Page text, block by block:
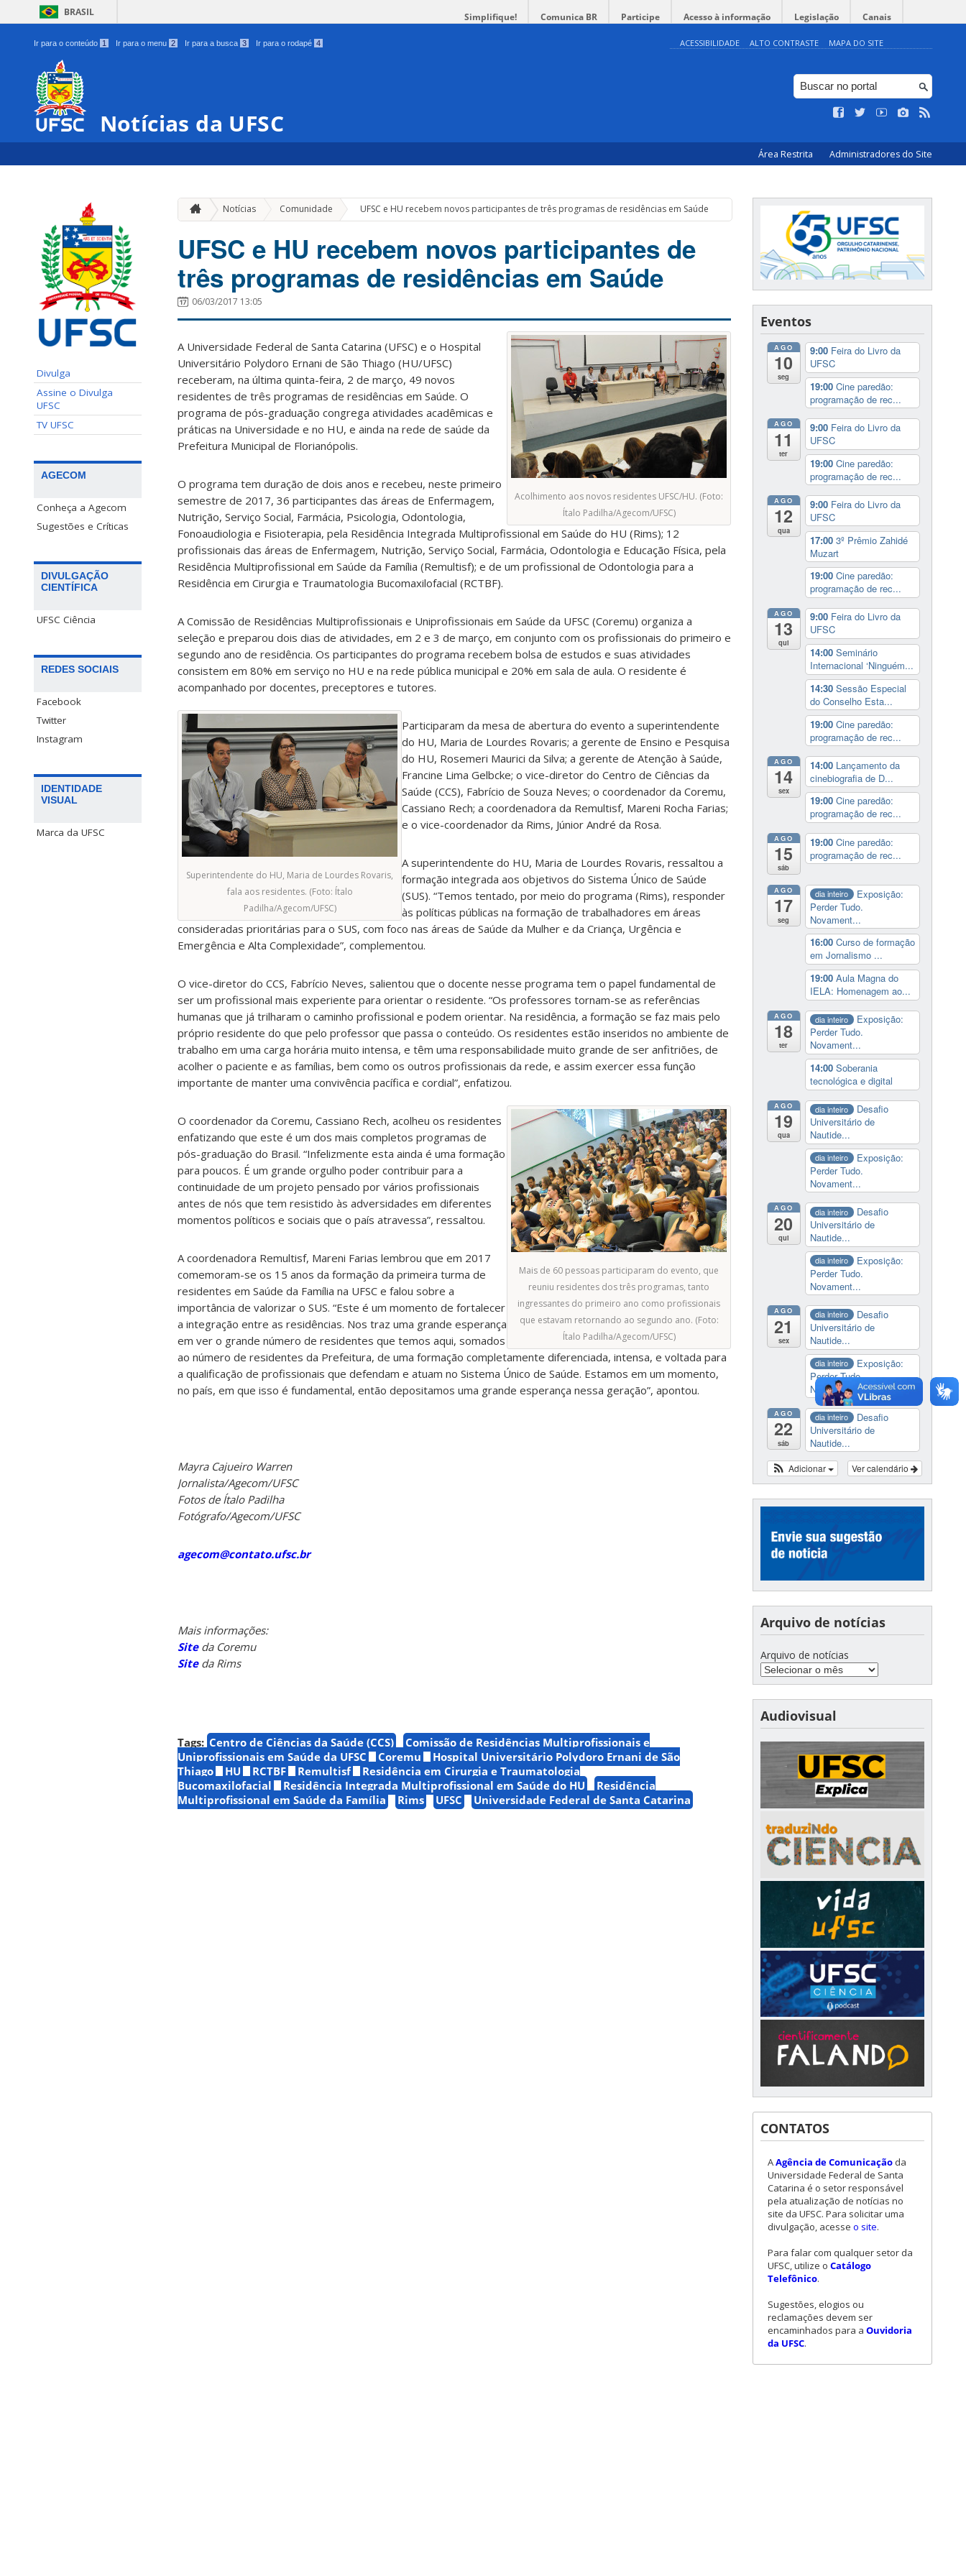
BRASIL Simplifique! Comunica BR Participe Acesso à informação Legislação Canais
Ir para o conteúdo 1 Ir para o menu 2 Ir para a busca 3 Ir para o rodapé 4 ACESSIBILIDADE ALTO CONTRASTE MAPA DO SITE
Notícias da UFSC
Área Restrita Administradores do Site
Divulga
Assine o Divulga
UFSC
TV UFSC
AGECOM
Conheça a Agecom
Sugestões e Críticas
DIVULGAÇÃO
CIENTÍFICA
UFSC Ciência
REDES SOCIAIS
Facebook
Twitter
Instagram
IDENTIDADE
VISUAL
Marca da UFSC
Notícias Comunidade » UFSC e HU recebem novos participantes de três programas de residências em Saúde
UFSC e HU recebem novos participantes de
três programas de residências em Saúde
06/03/2017 13:05
Acolhimento aos novos residentes UFSC/HU. (Foto:
Ítalo Padilha/Agecom/UFSC)
A Universidade Federal de Santa Catarina (UFSC) e o Hospital
Universitário Polydoro Ernani de São Thiago (HU/UFSC)
receberam, na última quinta-feira, 2 de março, 49 novos
residentes de três programas de residências em Saúde. O
programa de pós-graduação congrega atividades acadêmicas e
práticas na Universidade e no HU, e ainda na rede de saúde da
Prefeitura Municipal de Florianópolis.
O programa tem duração de dois anos e recebeu, neste primeiro
semestre de 2017, 36 participantes das áreas de Enfermagem,
Nutrição, Serviço Social, Farmácia, Psicologia, Odontologia,
Fonoaudiologia e Fisioterapia, pela Residência Integrada Multiprofissional em Saúde do HU (Rims); 12
profissionais das áreas de Enfermagem, Nutrição, Serviço Social, Farmácia, Odontologia e Educação Física, pela
Residência Multiprofissional em Saúde da Família (Remultisf); e de um profissional de Odontologia para a
Residência em Cirurgia e Traumatologia Bucomaxilofacial (RCTBF).
A Comissão de Residências Multiprofissionais e Uniprofissionais em Saúde da UFSC (Coremu) organiza a
seleção e preparou dois dias de atividades, em 2 e 3 de março, em conjunto com os profissionais do primeiro e
segundo ano de residência. Os participantes do programa recebem bolsa de estudos e suas atividades
consistem em 80% em serviço no HU e na rede pública municipal e 20% em sala de aula. O residente é
acompanhado por docentes, preceptores e tutores.
Superintendente do HU, Maria de Lourdes Rovaris,
fala aos residentes. (Foto: Ítalo
Padilha/Agecom/UFSC)
Participaram da mesa de abertura do evento a superintendente
do HU, Maria de Lourdes Rovaris; a gerente de Ensino e Pesquisa
do HU, Rosemeri Maurici da Silva; a gerente de Atenção à Saúde,
Francine Lima Gelbcke; o vice-diretor do Centro de Ciências da
Saúde (CCS), Fabrício de Souza Neves; o coordenador da Coremu,
Cassiano Rech; a coordenadora da Remultisf, Mareni Rocha Farias;
e o vice-coordenador da Rims, Júnior André da Rosa.
A superintendente do HU, Maria de Lourdes Rovaris, ressaltou a
formação integrada aos objetivos do Sistema Único de Saúde
(SUS). “Temos tentado, por meio do programa (Rims), responder
às políticas públicas na formação de trabalhadores em áreas
consideradas prioritárias para o SUS, com foco nas áreas de Saúde da Mulher e da Criança, Urgência e
Emergência e Alta Complexidade”, complementou.
O vice-diretor do CCS, Fabrício Neves, salientou que o docente nesse programa tem o papel fundamental de
ser um profissional mais experiente para orientar o residente. “Os professores tornam-se as referências
humanas que já trilharam o caminho profissional e podem orientar. Na residência, a formação se faz mais pelo
próprio residente do que pelo professor que passa o conteúdo. Os residentes estão inseridos no ambiente de
trabalho em uma carga horária muito intensa, e têm uma responsabilidade muito grande de ser anfitriões, de
acolher o paciente e as famílias, bem como os outros profissionais da rede, e assim exercer essa função
importante de manter uma convivência pacífica e cordial”, enfatizou.
Mais de 60 pessoas participaram do evento, que
reuniu residentes dos três programas, tanto
ingressantes do primeiro ano como profissionais
que estavam retornando ao segundo ano. (Foto:
Ítalo Padilha/Agecom/UFSC)
O coordenador da Coremu, Cassiano Rech, acolheu os residentes
enfatizando que este é um dos mais completos programas de
pós-graduação do Brasil. “Infelizmente esta ainda é uma formação
para poucos. É um grande orgulho poder contribuir para a
continuidade de um projeto pensado por vários profissionais
antes de nós que tem resistido às adversidades em diferentes
momentos políticos e sociais que o país atravessa”, ressaltou.
A coordenadora Remultisf, Mareni Farias lembrou que em 2017
comemoram-se os 15 anos da formação da primeira turma de
residentes em Saúde da Família na UFSC e falou sobre a
importância de valorizar o SUS. “Este é um momento de fortalecer
a integração entre as residências. Nos traz uma grande esperança
em ver o grande número de residentes que temos aqui, somados
ao número de residentes da Prefeitura, de uma formação completamente diferenciada, intensa, e voltada para
a qualificação de profissionais que defendam e atuam no Sistema Único de Saúde. Estamos em um momento,
no país, em que isso é fundamental, então depositamos uma grande esperança nessa geração”, apontou.
Mayra Cajueiro Warren
Jornalista/Agecom/UFSC
Fotos de Ítalo Padilha
Fotógrafo/Agecom/UFSC
agecom@contato.ufsc.br
Mais informações:
Siteda Coremu
Siteda Rims
Tags: Centro de Ciências da Saúde (CCS)
Comissão de Residências Multiprofissionais e
Uniprofissionais em Saúde da UFSC
Coremu
Hospital Universitário Polydoro Ernani de São
Thiago
HU RCTBF Remultisf
Residência em Cirurgia e Traumatologia
Bucomaxilofacial
Residência Integrada Multiprofissional em Saúde do HU
Residência
Multiprofissional em Saúde da Família
Rims UFSC Universidade Federal de Santa Catarina
Eventos
AGO
10
seg
9:00 Feira do Livro da
UFSC
19:00 Cine paredão:
programação de rec...
AGO
11
ter
9:00 Feira do Livro da
UFSC
19:00 Cine paredão:
programação de rec...
AGO
12
qua
9:00 Feira do Livro da
UFSC
17:00 3º Prêmio Zahidé
Muzart
19:00 Cine paredão:
programação de rec...
AGO
13
qui
9:00 Feira do Livro da
UFSC
14:00 Seminário
Internacional ‘Ninguém...
14:30 Sessão Especial
do Conselho Esta...
19:00 Cine paredão:
programação de rec...
AGO
14
sex
14:00 Lançamento da
cinebiografia de D...
19:00 Cine paredão:
programação de rec...
AGO
15
sáb
19:00 Cine paredão:
programação de rec...
AGO
17
seg
dia inteiro
Exposição:
Perder Tudo.
Novament...
16:00 Curso de formação
em Jornalismo ...
19:00 Aula Magna do
IELA: Homenagem ao...
AGO
18
ter
dia inteiro
Exposição:
Perder Tudo.
Novament...
14:00 Soberania
tecnológica e digital
AGO
19
qua
dia inteiro
Desafio
Universitário de
Nautide...
dia inteiro
Exposição:
Perder Tudo.
Novament...
AGO
20
qui
dia inteiro
Desafio
Universitário de
Nautide...
dia inteiro
Exposição:
Perder Tudo.
Novament...
AGO
21
sex
dia inteiro
Desafio
Universitário de
Nautide...
dia inteiro
Exposição:
Perder Tudo.
Novament...
AGO
22
sáb
dia inteiro
Desafio
Universitário de
Nautide...
Ver calendário
Adicionar
Arquivo de notícias
Arquivo de notícias
Audiovisual
CONTATOS
AAgência de Comunicação da
Universidade Federal de Santa
Catarina é o setor responsável
pela atualização de notícias no
site da UFSC. Para solicitar uma
divulgação, acesse o site.
Para falar com qualquer setor da
UFSC, utilize o Catálogo
Telefônico.
Sugestões, elogios ou
reclamações devem ser
encaminhados para a Ouvidoria
da UFSC.